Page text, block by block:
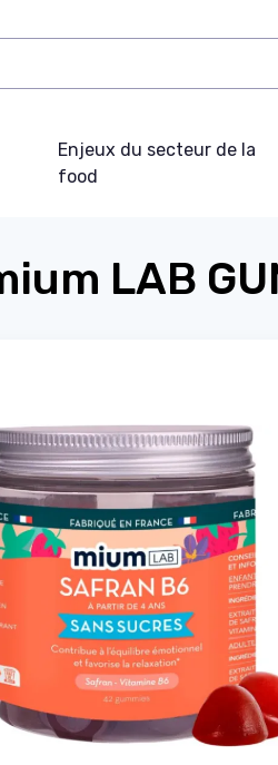
Enjeux du secteur de la
food
LAB